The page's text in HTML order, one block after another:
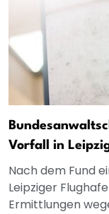
Vorfall in
Nach dem Fund
Leipziger
Ermittlungen